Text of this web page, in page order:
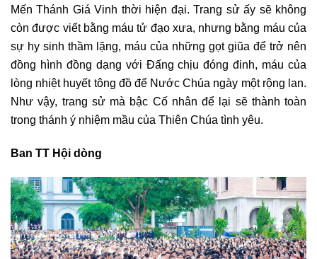
Mến Thánh Giá Vinh thời hiện đại. Trang sử ấy sẽ không
còn được viết bằng máu tử đạo xưa, nhưng bằng máu của
sự hy sinh thầm lặng, máu của những gọt giũa để trở nên
đồng hình đồng dạng với Đấng chịu đóng đinh, máu của
lòng nhiệt huyết tông đồ để Nước Chúa ngày một rộng lan.
Như vậy, trang sử mà bậc Cố nhân để lại sẽ thành toàn
trong thánh ý nhiệm mầu của Thiên Chúa tình yêu.
Ban TT Hội dòng